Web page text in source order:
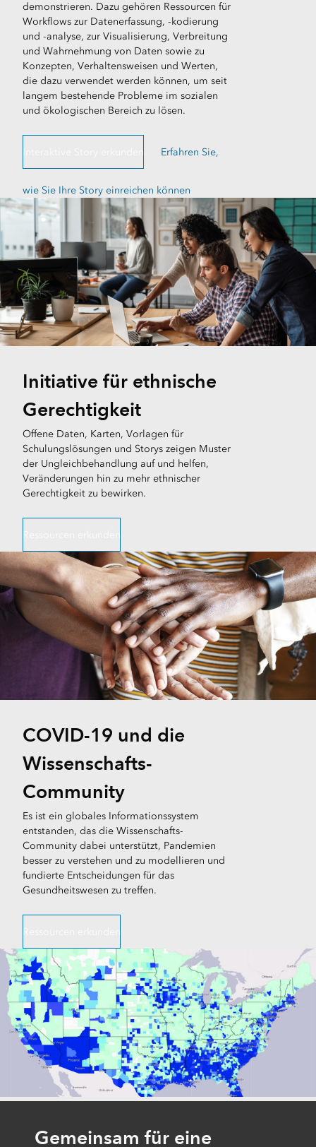
demonstrieren. Dazu gehören Ressourcen für
Workflows zur Datenerfassung, -kodierung
und -analyse, zur Visualisierung, Verbreitung
und Wahrnehmung von Daten sowie zu
Konzepten, Verhaltensweisen und Werten,
die dazu verwendet werden können, um seit
langem bestehende Probleme im sozialen
und ökologischen Bereich zu lösen.
Erfahren Sie,
wie Sie Ihre Story einreichen können
Initiative für ethnische
Gerechtigkeit
Offene Daten, Karten, Vorlagen für
Schulungslösungen und Storys zeigen Muster
der Ungleichbehandlung auf und helfen,
Veränderungen hin zu mehr ethnischer
Gerechtigkeit zu bewirken.
COVID-19 und die
Wissenschafts-
Community
Es ist ein globales Informationssystem
entstanden, das die Wissenschafts-
Community dabei unterstützt, Pandemien
besser zu verstehen und zu modellieren und
fundierte Entscheidungen für das
Gesundheitswesen zu treffen.
Gemeinsam für eine